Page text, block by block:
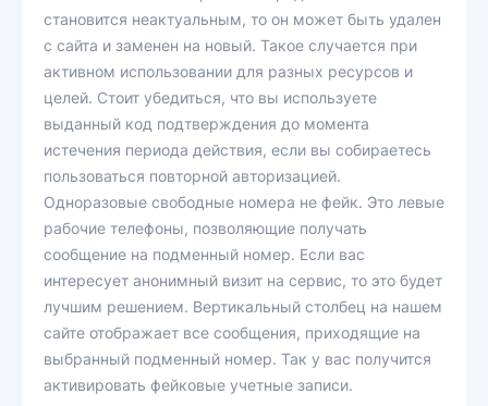
становится неактуальным, то он может быть удален
с сайта и заменен на новый. Такое случается при
активном использовании для разных ресурсов и
целей. Стоит убедиться, что вы используете
выданный код подтверждения до момента
истечения периода действия, если вы собираетесь
пользоваться повторной авторизацией.
Одноразовые свободные номера не фейк. Это левые
рабочие телефоны, позволяющие получать
сообщение на подменный номер. Если вас
интересует анонимный визит на сервис, то это будет
лучшим решением. Вертикальный столбец на нашем
сайте отображает все сообщения, приходящие на
выбранный подменный номер. Так у вас получится
активировать фейковые учетные записи.